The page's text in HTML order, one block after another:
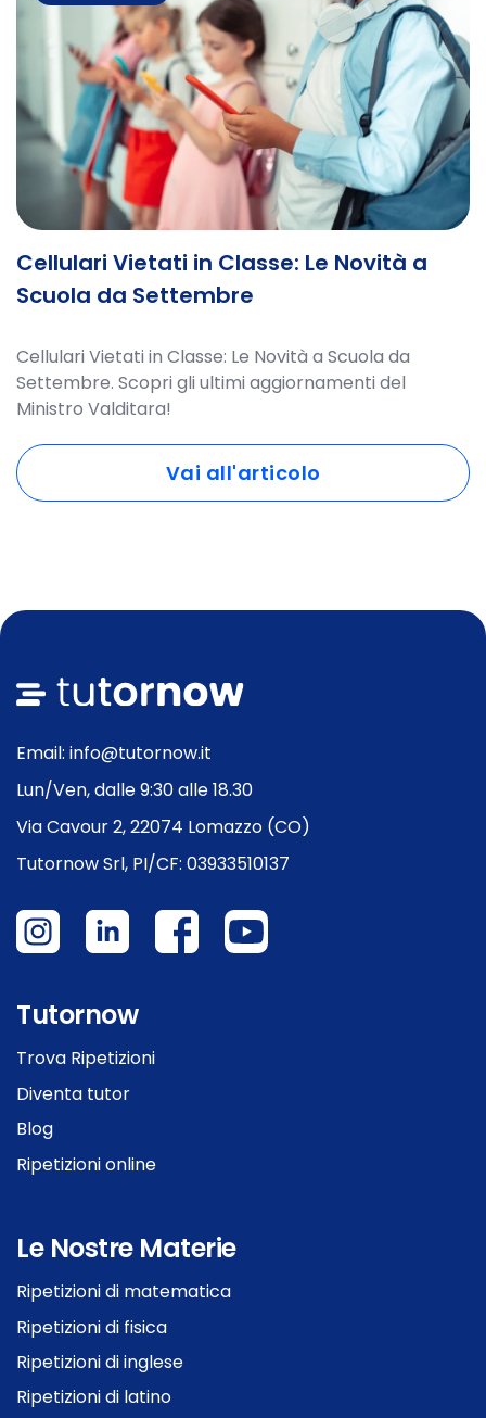
Cellulari Vietati in Classe: Le Novità a
Scuola da Settembre
Cellulari Vietati in Classe: Le Novità a Scuola da
Settembre. Scopri gli ultimi aggiornamenti del
Ministro Valditara!
Vai all'articolo
Email: info@tutornow.it
Lun/Ven, dalle 9:30 alle 18.30
Via Cavour 2, 22074 Lomazzo (CO)
Tutornow Srl, PI/CF: 03933510137
Tutornow
Trova Ripetizioni
Diventa tutor
Blog
Ripetizioni online
Le Nostre Materie
Ripetizioni di matematica
Ripetizioni di fisica
Ripetizioni di inglese
Ripetizioni di latino